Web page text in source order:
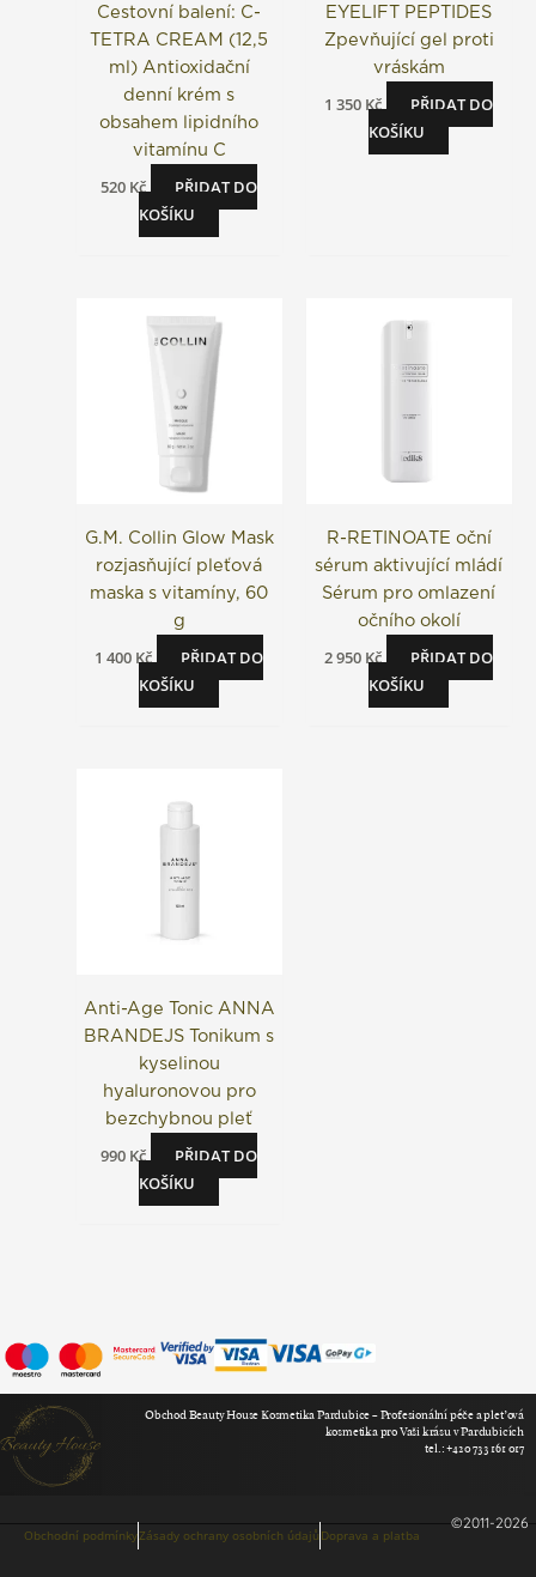
Cestovní balení: C-
TETRA CREAM (12,5
ml) Antioxidační
denní krém s
obsahem lipidního
vitamínu C
520 Kč
PŘIDAT DO
KOŠÍKU
EYELIFT PEPTIDES
Zpevňující gel proti
vráskám
1 350 Kč
PŘIDAT DO
KOŠÍKU
G.M. Collin Glow Mask
rozjasňující pleťová
maska s vitamíny, 60
g
1 400 Kč
PŘIDAT DO
KOŠÍKU
R-RETINOATE oční
sérum aktivující mládí
Sérum pro omlazení
očního okolí
2 950 Kč
PŘIDAT DO
KOŠÍKU
Anti-Age Tonic ANNA
BRANDEJS Tonikum s
kyselinou
hyaluronovou pro
bezchybnou pleť
990 Kč
PŘIDAT DO
KOŠÍKU
Obchod Beauty House Kosmetika Pardubice – Profesionální péče a pleťová
kosmetika pro Vaši krásu v Pardubicích
tel.: +420 733 161 017
Obchodní podmínkyZásady ochrany osobních údajů Doprava a platba
©2011-2026